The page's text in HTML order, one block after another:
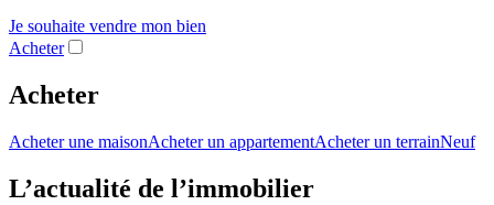
Je souhaite vendre mon bien
Acheter
Acheter
Acheter une maisonAcheter un appartementAcheter un terrainNeuf
L’actualité de l’immobilier